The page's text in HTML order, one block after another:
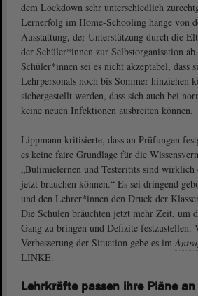
dem Lockdown sehr unterschiedlich
Lernerfolg im Home-Schooling hänge von
Ausstattung, der Unterstützung durch die
der Schüler*innen zur Selbstorganisation
Schüler*innen sei es nicht akzeptabel, dass
Lehrpersonals noch bis Sommer hinziehen
sichergestellt werden, dass sich auch bei
keine neuen Infektionen ausbreiten können.
Lippmann kritisierte, dass an Prüfungen
es keine faire Grundlage für die
„Bulimielernen und Testeritits sind wirklich
jetzt brauchen können.“ Es sei dringend
und den Lehrer*innen den Druck der
Die Schulen bräuchten jetzt mehr Zeit, um
Gang zu bringen und Defizite festzustellen.
Verbesserung der Situation gebe es im
LINKE.
Lehrkräfte passen ihre Pläne an